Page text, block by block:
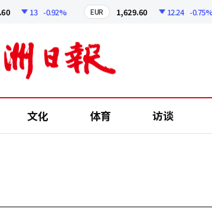
13 -0.92% EUR 1,629.60 12.24 -0.75%
文化 体育 访谈